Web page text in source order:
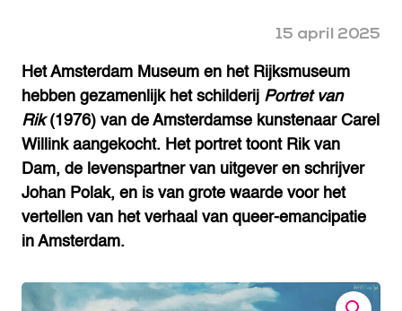
15 april 2025
Het Amsterdam Museum en het Rijksmuseum
hebben gezamenlijk het schilderij Portret van
Rik(1976) van de Amsterdamse kunstenaar Carel
Willink aangekocht. Het portret toont Rik van
Dam, de levenspartner van uitgever en schrijver
Johan Polak, en is van grote waarde voor het
vertellen van het verhaal van queer-emancipatie
in Amsterdam.